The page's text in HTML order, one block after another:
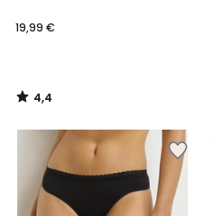
€.
19,99 €
4,4
/